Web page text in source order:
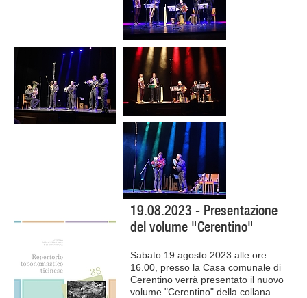
19.08.2023 - Presentazione
del volume "Cerentino"
Sabato 19 agosto 2023 alle ore
16.00, presso la Casa comunale di
Cerentino verrà presentato il nuovo
volume "Cerentino" della collana